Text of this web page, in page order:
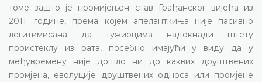
томе зашто је промијењен став Грађанског вијећа из
2011. године, према којем апеланткиња није пасивно
легитимисана да тужиоцима надокнади штету
проистеклу из рата, посебно имајући у виду да у
међувремену није дошло ни до каквих друштвених
промјена, еволуције друштвених односа или промјене